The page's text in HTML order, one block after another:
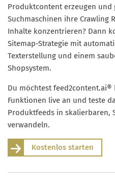
Produktcontent erzeugen und
Suchmaschinen ihre Crawling
Inhalte konzentrieren? Dann
Sitemap-Strategie mit
Texterstellung und einem
Shopsystem.
Du möchtest
Funktionen live an und teste
Produktfeeds in skalierbaren,
verwandeln.
Kostenlos starten